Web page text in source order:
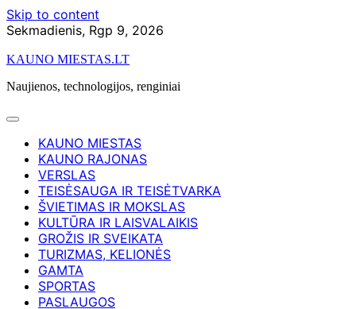
Skip to content
Sekmadienis, Rgp 9, 2026
KAUNO MIESTAS.LT
Naujienos, technologijos, renginiai
KAUNO MIESTAS
KAUNO RAJONAS
VERSLAS
TEISĖSAUGA IR TEISĖTVARKA
ŠVIETIMAS IR MOKSLAS
KULTŪRA IR LAISVALAIKIS
GROŽIS IR SVEIKATA
TURIZMAS, KELIONĖS
GAMTA
SPORTAS
PASLAUGOS